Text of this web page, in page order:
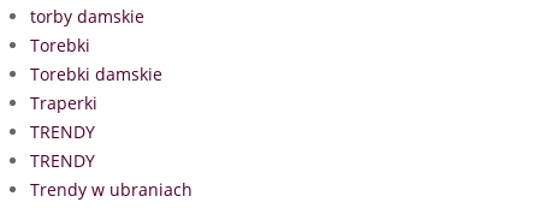
torby damskie
Torebki
Torebki damskie
Traperki
TRENDY
TRENDY
Trendy w ubraniach